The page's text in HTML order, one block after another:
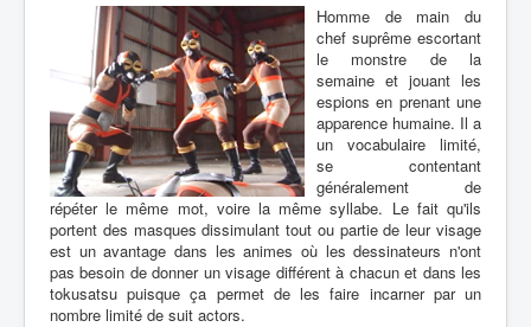
Toku-Actrices
Toku-Critiques
Séries
Films
COSAA
Dessins
Artiste Asperger
Lexique
Homme de main du
chef suprême escortant
le monstre de la
semaine et jouant les
espions en prenant une
apparence humaine. Il a
un vocabulaire limité,
se contentant
généralement de
répéter le même mot, voire la même syllabe. Le fait qu'ils
portent des masques dissimulant tout ou partie de leur visage
est un avantage dans les animes où les dessinateurs n'ont
pas besoin de donner un visage différent à chacun et dans les
tokusatsu puisque ça permet de les faire incarner par un
nombre limité de suit actors.